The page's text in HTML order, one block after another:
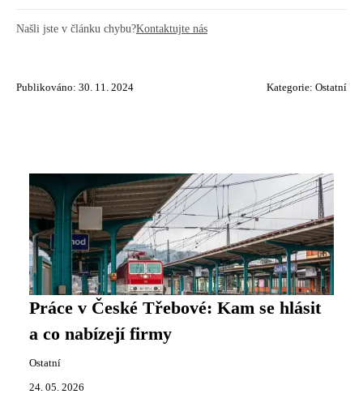
Našli jste v článku chybu?Kontaktujte nás
Publikováno: 30. 11. 2024 Kategorie: Ostatní
Práce v České Třebové: Kam se hlásit
a co nabízejí firmy
Ostatní
24. 05. 2026